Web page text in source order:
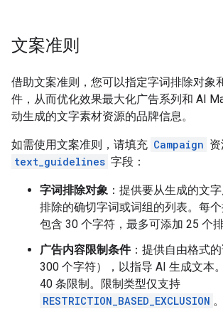
文案准则
借助文案准则，您可以指定字词排除对象
件，从而优化效果最大化广告系列和 AI
动生成的文字素材资源的品牌信息。
如需使用文案准则，请填充 Campaign
text_guidelines 字段：
字词排除对象 ：提供要从生成的文
排除的确切字词或词组的列表。每
包含 30 个字符，最多可添加 25 个排
广告内容限制条件：提供自由格式
300 个字符），以指导 AI 生成文本
40 条限制。限制类型仅支持
RESTRICTION_BASED_EXCLUSION 。